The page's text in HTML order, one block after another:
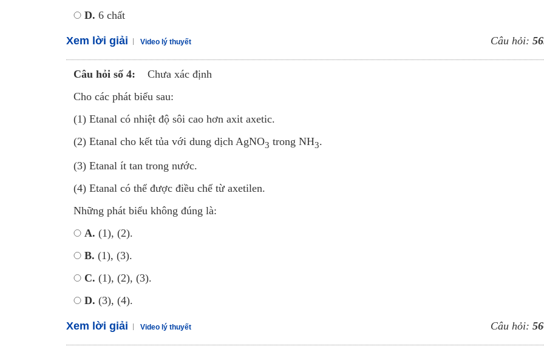
D. 6 chất
Xem lời giải Video lý thuyết Câu hỏi:
Câu hỏi số 4:
Chưa xác định
Cho các phát biểu sau:
(1) Etanal có nhiệt độ sôi cao hơn axit axetic.
(2) Etanal cho kết tủa với dung dịch AgNO3 trong NH3.
(3) Etanal ít tan trong nước.
(4) Etanal có thể được điều chế từ axetilen.
Những phát biểu không đúng là:
A. (1), (2).
B. (1), (3).
C. (1), (2), (3).
D. (3), (4).
Xem lời giải Video lý thuyết Câu hỏi: